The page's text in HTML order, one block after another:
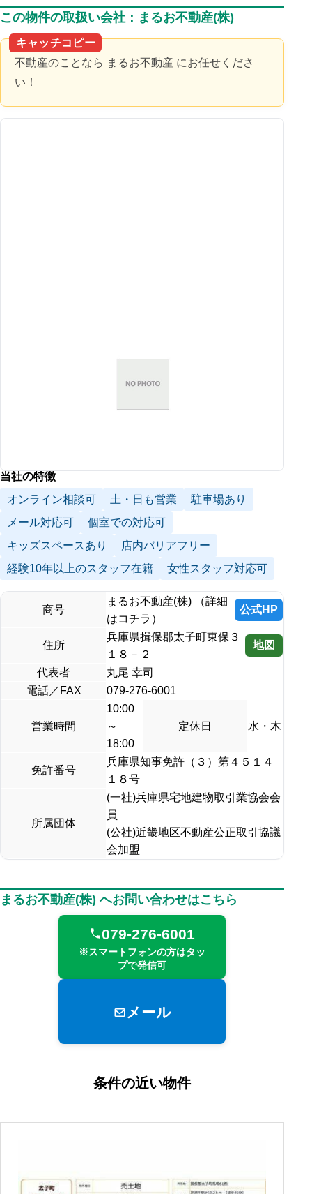
この物件の取扱い会社：まるお不動産(株)
キャッチコピー
不動産のことなら まるお不動産 にお任せくださ
い！
当社の特徴
オンライン相談可
土・日も営業
駐車場あり
メール対応可
個室での対応可
キッズスペースあり
店内バリアフリー
経験10年以上のスタッフ在籍
女性スタッフ対応可
商号
まるお不動産(株) （詳細
はコチラ）
公式HP
住所
兵庫県揖保郡太子町東保３
１８－２
地図
代表者
丸尾 幸司
電話／FAX
079-276-6001
営業時間
10:00
～
18:00
定休日 水・木
免許番号
兵庫県知事免許（３）第４５１４
１８号
所属団体
(一社)兵庫県宅地建物取引業協会会
員
(公社)近畿地区不動産公正取引協議
会加盟
まるお不動産(株) へお問い合わせはこちら
079-276-6001
※スマートフォンの方はタッ
プで発信可
メール
条件の近い物件